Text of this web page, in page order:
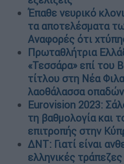
Έπαθε νευρικό
τα αποτελέσματα
Αναφορές ότι
Πρωταθλήτρια
«Τεσσάρα» επί του
τίτλου στη Νέα
λαοθάλασσα
Eurovision 2023:
τη βαθμολογία και
επιτροπής στην
ΔΝΤ: Γιατί είναι
ελληνικές τράπεζες